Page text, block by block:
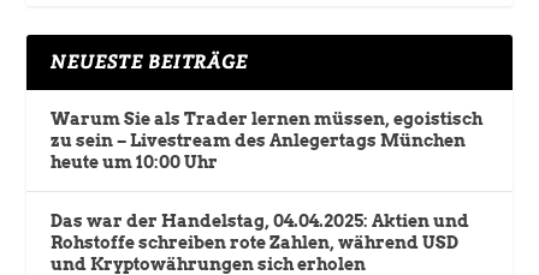
NEUESTE BEITRÄGE
Warum Sie als Trader lernen müssen, egoistisch
zu sein – Livestream des Anlegertags München
heute um 10:00 Uhr
Das war der Handelstag, 04.04.2025: Aktien und
Rohstoffe schreiben rote Zahlen, während USD
und Kryptowährungen sich erholen